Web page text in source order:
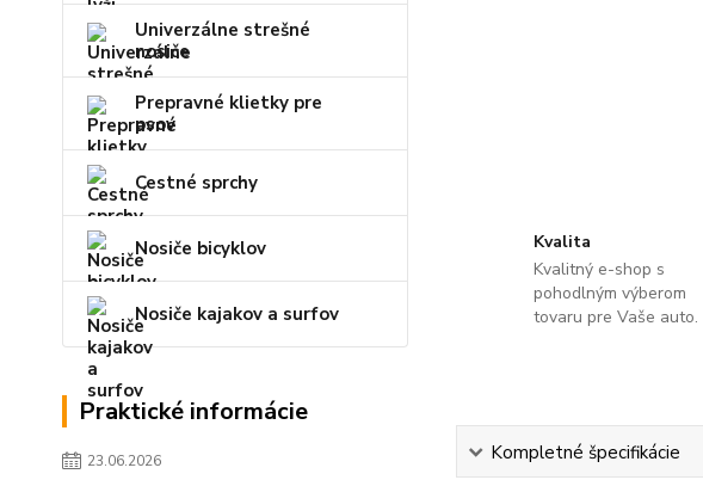
Univerzálne strešné
nosiče
Prepravné klietky pre
psov
Cestné sprchy
Nosiče bicyklov
Nosiče kajakov a surfov
Praktické informácie
23.06.2026
Kvalita
Kvalitný e-shop s
pohodlným výberom
tovaru pre Vaše auto.
Kompletné špecifikácie